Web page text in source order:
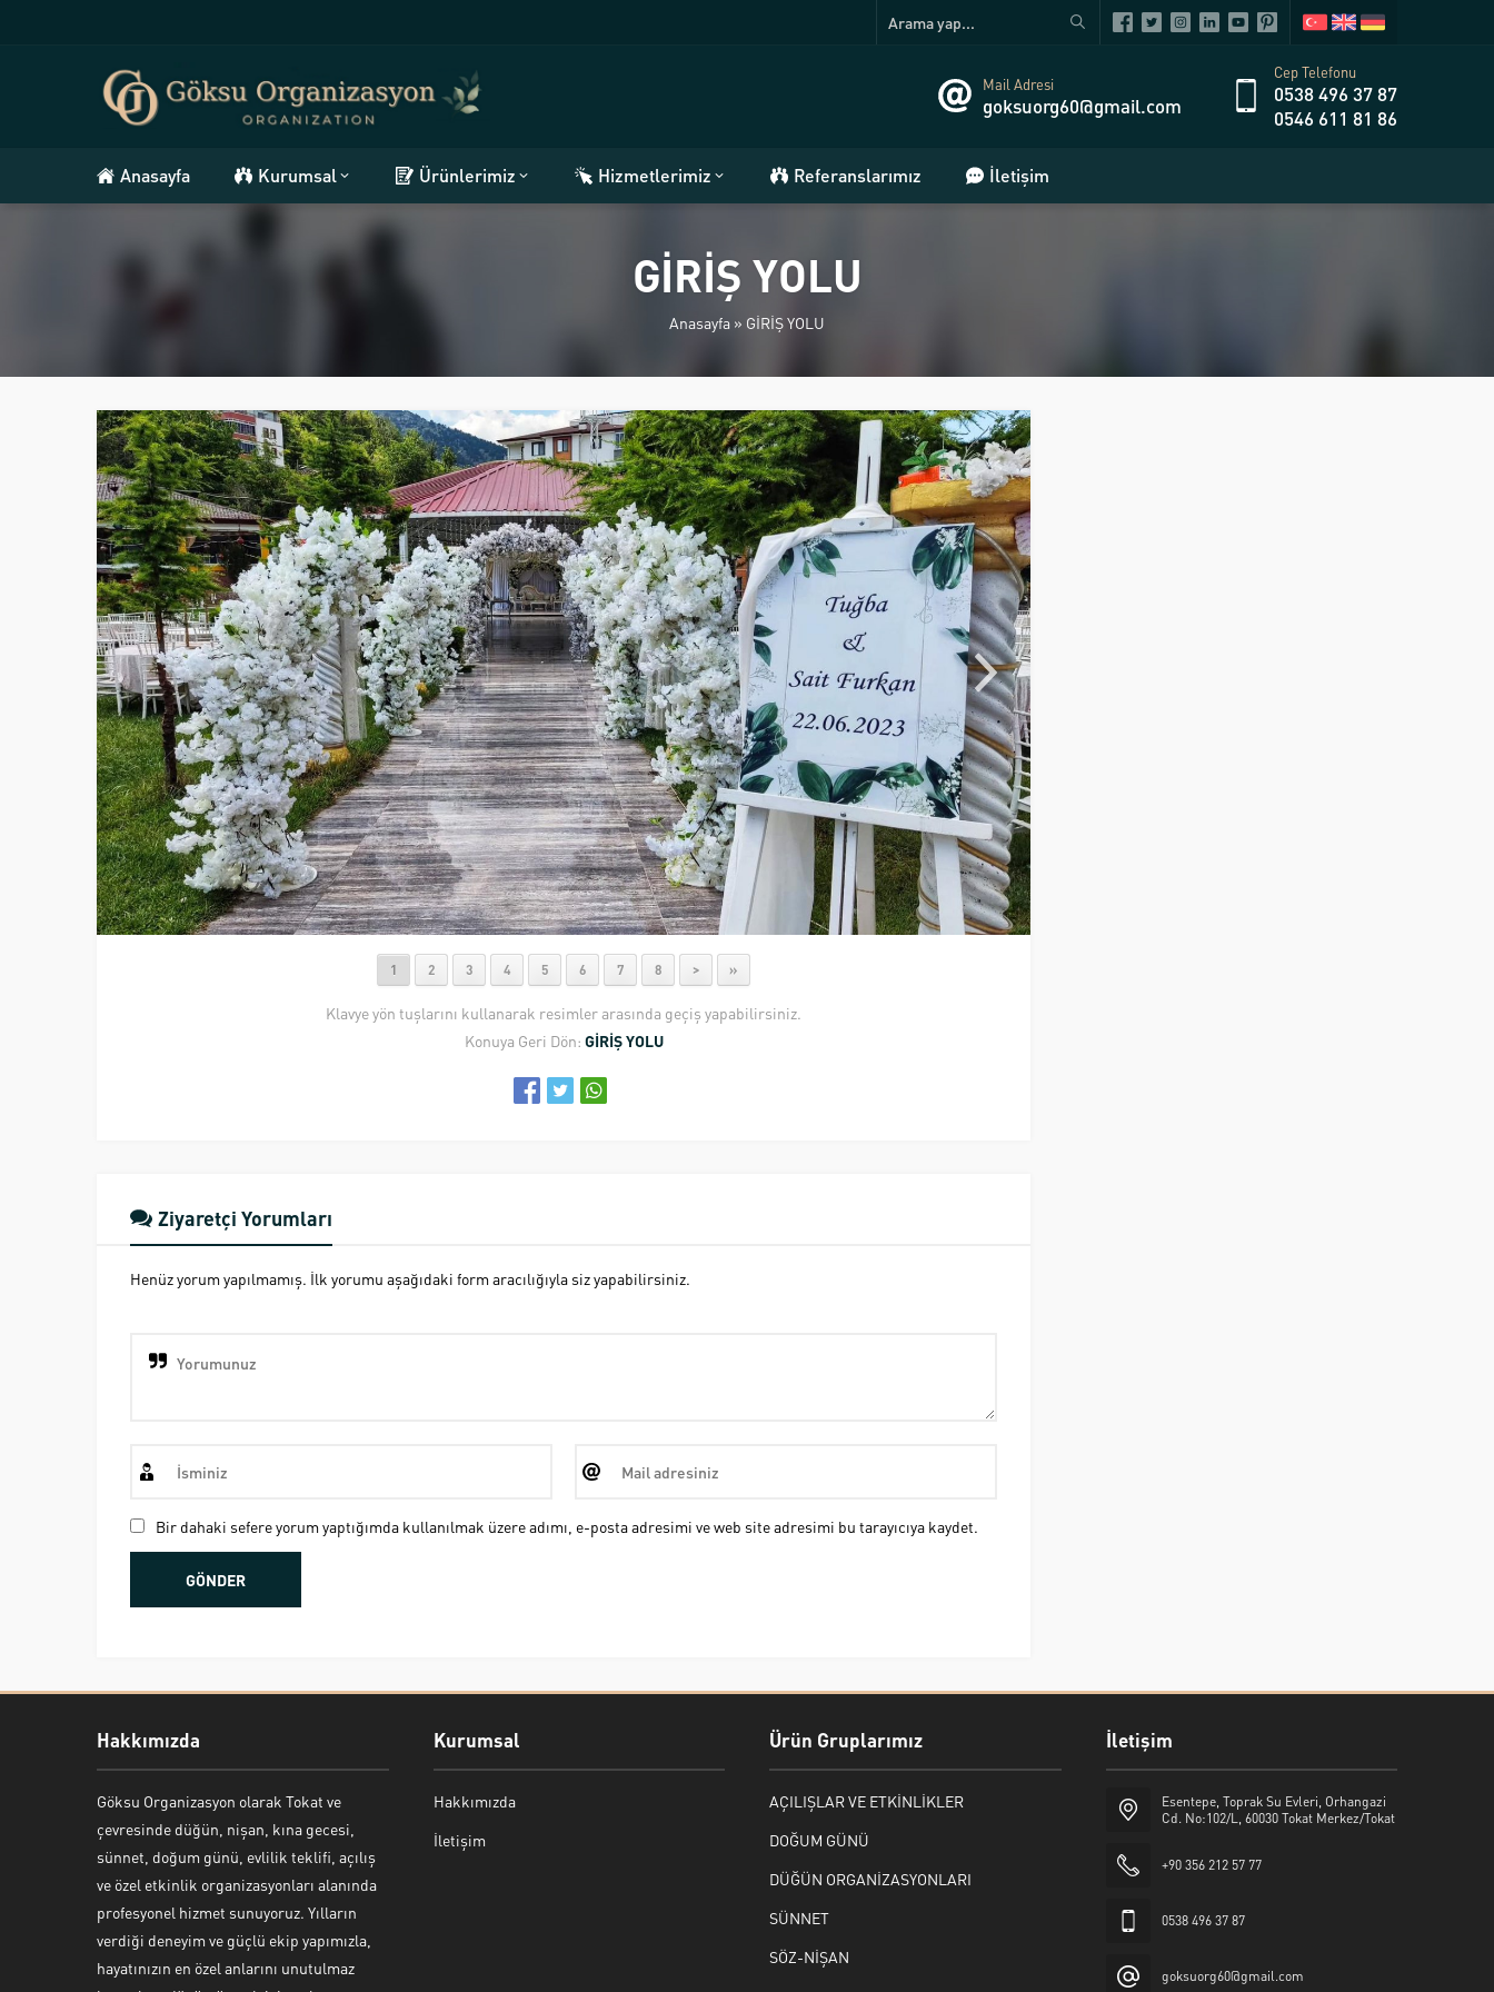
Mail Adresi
goksuorg60@gmail.com
Cep Telefonu
0538 496 37 87
0546 611 81 86
Anasayfa Kurumsal Ürünlerimiz Hizmetlerimiz Referanslarımız İletişim
GİRİŞ YOLU
Anasayfa » GİRİŞ YOLU
1 2 3 4 5 6 7 8 > »
Klavye yön tuşlarını kullanarak resimler arasında geçiş yapabilirsiniz.
Konuya Geri Dön: GİRİŞ YOLU
Ziyaretçi Yorumları
Henüz yorum yapılmamış. İlk yorumu aşağıdaki form aracılığıyla siz yapabilirsiniz.
Bir dahaki sefere yorum yaptığımda kullanılmak üzere adımı, e-posta adresimi ve web site adresimi bu tarayıcıya kaydet.
Hakkımızda
Göksu Organizasyon olarak Tokat ve
çevresinde düğün, nişan, kına gecesi,
sünnet, doğum günü, evlilik teklifi, açılış
ve özel etkinlik organizasyonları alanında
profesyonel hizmet sunuyoruz. Yılların
verdiği deneyim ve güçlü ekip yapımızla,
hayatınızın en özel anlarını unutulmaz
Kurumsal
Hakkımızda
İletişim
Ürün Gruplarımız
AÇILIŞLAR VE ETKİNLİKLER
DOĞUM GÜNÜ
DÜĞÜN ORGANİZASYONLARI
SÜNNET
SÖZ-NİŞAN
İletişim
Esentepe, Toprak Su Evleri, Orhangazi
Cd. No:102/L, 60030 Tokat Merkez/Tokat
+90 356 212 57 77
0538 496 37 87
goksuorg60@gmail.com
Bekir Kiper
Cevap Yaz